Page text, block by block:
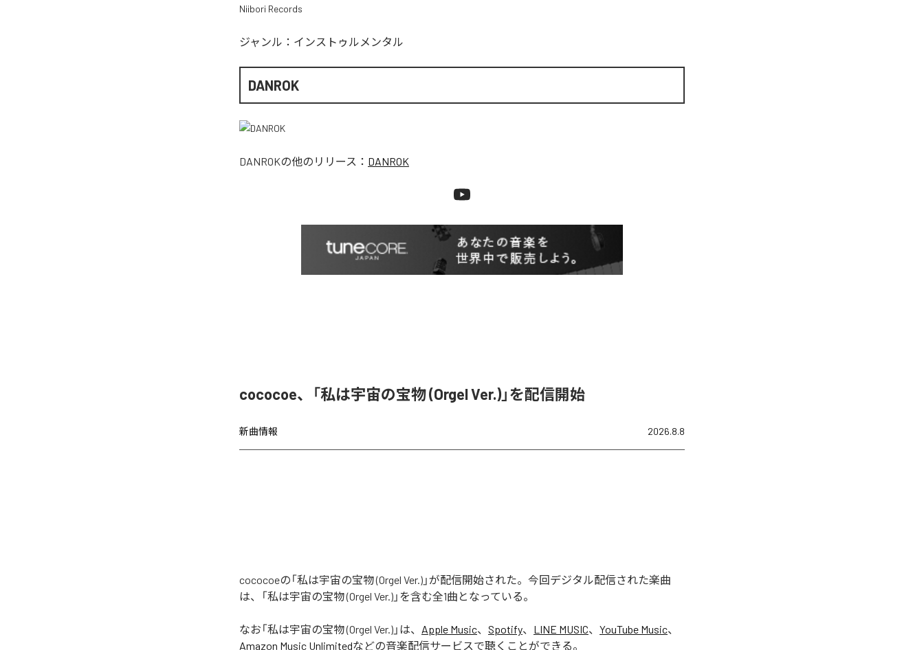
Niibori Records
ジャンル： インストゥルメンタル
DANROK
DANROKの他のリリース： DANROK
cococoe、「私は宇宙の宝物 (Orgel Ver.)」を配信開始
新曲情報 2026.8.8
cococoeの「私は宇宙の宝物 (Orgel Ver.)」が配信開始された。今回デジタル配信された楽曲
は、「私は宇宙の宝物 (Orgel Ver.)」を含む全1曲となっている。
なお「私は宇宙の宝物 (Orgel Ver.) 」は、 Apple Music、 Spotify、 LINE MUSIC、 YouTube Music、
Amazon Music Unlimitedなどの音楽配信サービスで聴くことができる。